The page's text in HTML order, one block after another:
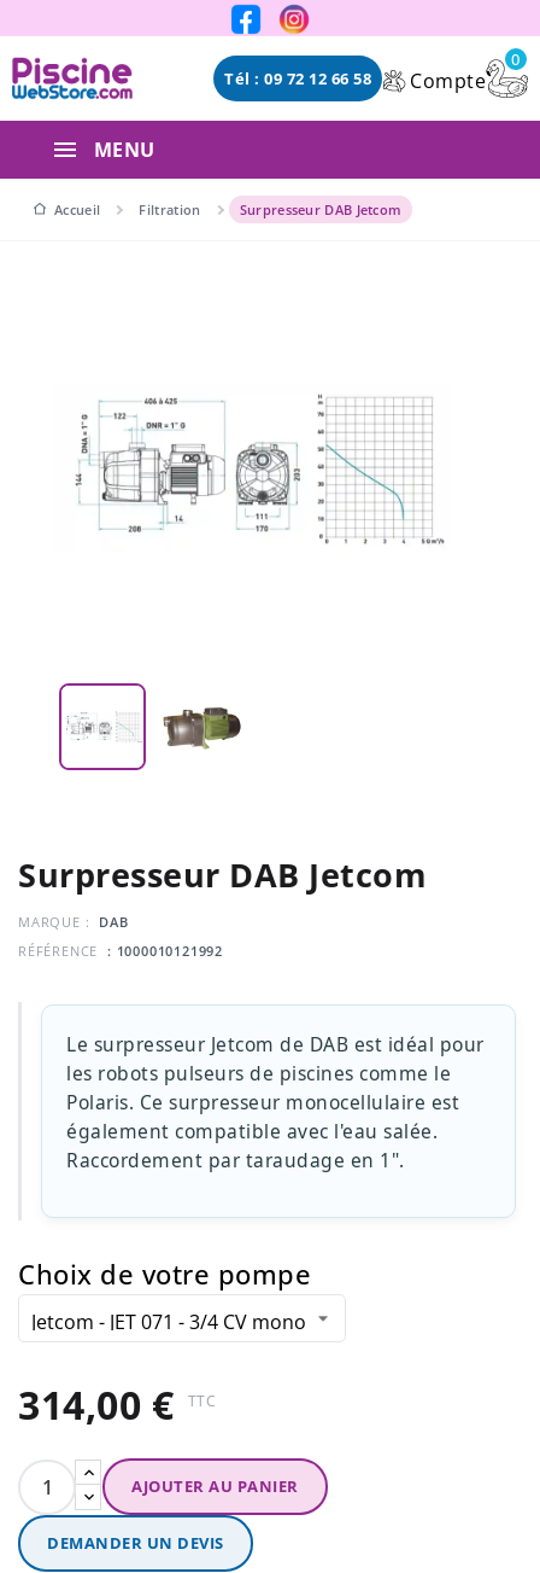
Panneau de gestion des cookies
Tél : 09 72 12 66 58 Compte
0
MENU
Accueil Filtration Surpresseur DAB Jetcom
Surpresseur DAB Jetcom
MARQUE :
DAB
RÉFÉRENCE
: 1000010121992
Le surpresseur Jetcom de DAB est idéal pour
les robots pulseurs de piscines comme le
Polaris. Ce surpresseur monocellulaire est
également compatible avec l'eau salée.
Raccordement par taraudage en 1".
Choix de votre pompe
314,00 € TTC
AJOUTER AU PANIER
DEMANDER UN DEVIS